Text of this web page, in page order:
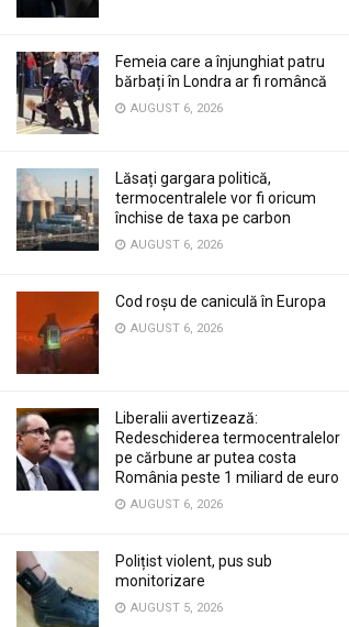
Femeia care a înjunghiat patru
bărbați în Londra ar fi româncă
AUGUST 6, 2026
Lăsați gargara politică,
termocentralele vor fi oricum
închise de taxa pe carbon
AUGUST 6, 2026
Cod roșu de caniculă în Europa
AUGUST 6, 2026
Liberalii avertizează:
Redeschiderea termocentralelor
pe cărbune ar putea costa
România peste 1 miliard de euro
AUGUST 6, 2026
Polițist violent, pus sub
monitorizare
AUGUST 5, 2026